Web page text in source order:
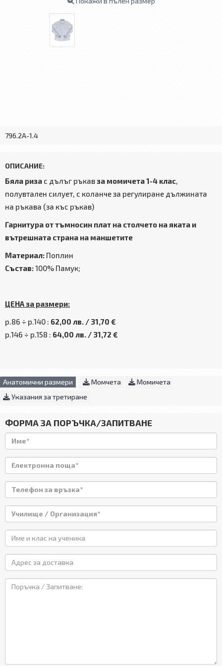
796.2А-1.4
ОПИСАНИЕ:
Бяла риза с дълъг ръкавза момичета 1-4 клас,
полувтален силует, с коланче за регулиране дължината
на ръкава (за къс ръкав)
Гарнитура от тъмносин плат на столчето на яката и
вътрешната страна на маншетите
Материал: Поплин
Състав:100% Памук;
ЦЕНА за размери:
р.86 ÷ р.140 : 62,00 лв. / 31,70 €
р.146 ÷ р.158 : 64,00 лв. / 31,72 €
Анатомични размери Момчета
Момичета
Указания за третиране
ФОРМА ЗА ПОРЪЧКА/ЗАПИТВАНЕ